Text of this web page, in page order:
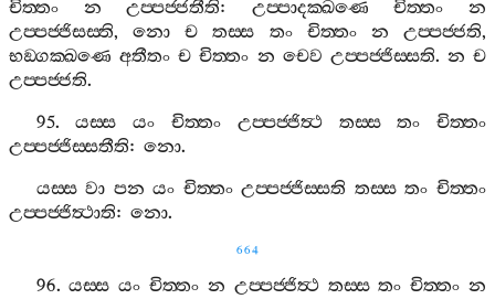
චිත‍්තං
න උප‍්පජ‍්ජතීති: උප‍්පාදක‍්ඛණෙ චිත‍්තං
න
උප‍්පජ‍්ජිසස‍්ති,නො ච තස‍්ස තං චිත‍්තං න උප‍්පජ‍්ජති,
භඞ‍්ගක‍්ඛණෙ අතීතං ච චිත‍්තං න චෙව උප‍්පජ‍්ජිස‍්සති. න ච
උප‍්පජ‍්ජති.
95.යස‍්ස යං චිත‍්තං උප‍්පජ‍්ජිත්‍ථ තස‍්ස තං
චිත‍්තං
උප‍්පජ‍්ජිස‍්සතීති: නො.
යස‍්ස වා පන යං චිත‍්තං උප‍්පජ‍්ජිස‍්සති තස‍්ස තං චිත‍්තං
උප‍්පජ‍්ජිත්‍ථාති: නො.
664
96.යස‍්ස යං චිත‍්තං න උප‍්පජ‍්ජිත්‍ථ තස‍්ස තං චිත‍්තං න